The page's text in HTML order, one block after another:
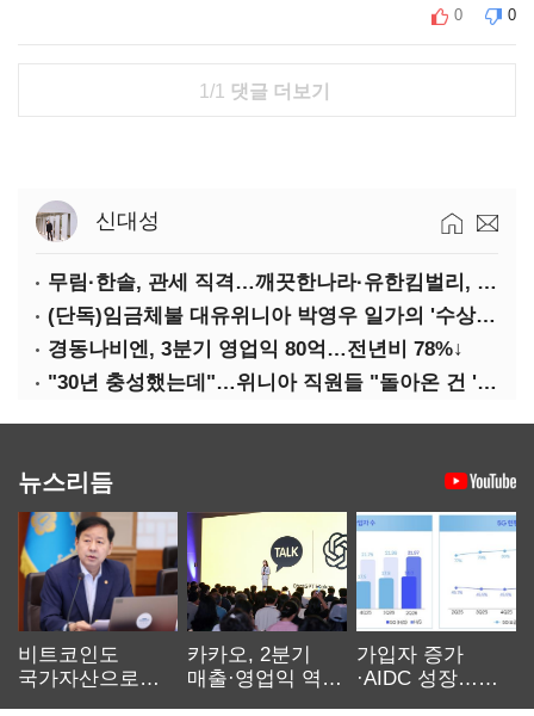
0 0
1/1 댓글 더보기
신대성
무림·한솔, 관세 직격…깨끗한나라·유한킴벌리, 수익성 악화
(단독)임금체불 대유위니아 박영우 일가의 '수상한 별장'
경동나비엔, 3분기 영업익 80억…전년비 78%↓
"30년 충성했는데"…위니아 직원들 "돌아온 건 '배신'"
뉴스리듬
비트코인도
국가자산으로…'
카카오, 2분기
매출·영업익 역대
가입자 증가
·AIDC 성장…